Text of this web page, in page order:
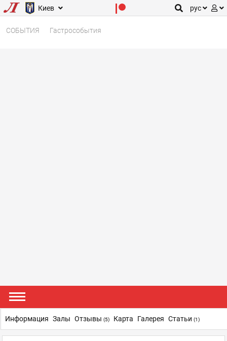
Киев рус
СОБЫТИЯ Гастрособытия
Информация Залы Отзывы (5) Карта Галерея Статьи (1)